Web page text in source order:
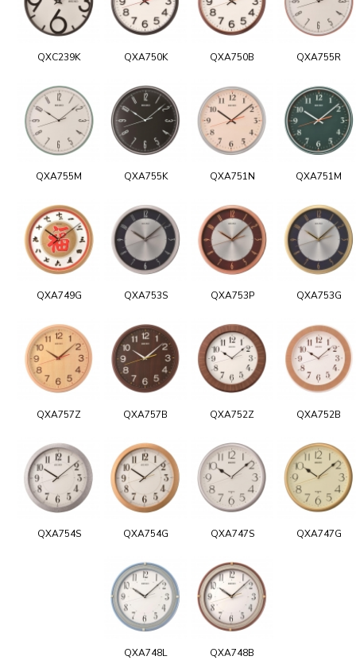
QXC239K QXA750K QXA750B QXA755R
QXA755M QXA755K QXA751N QXA751M
QXA749G QXA753S QXA753P QXA753G
QXA757Z QXA757B QXA752Z QXA752B
QXA754S QXA754G QXA747S QXA747G
QXA748L QXA748B